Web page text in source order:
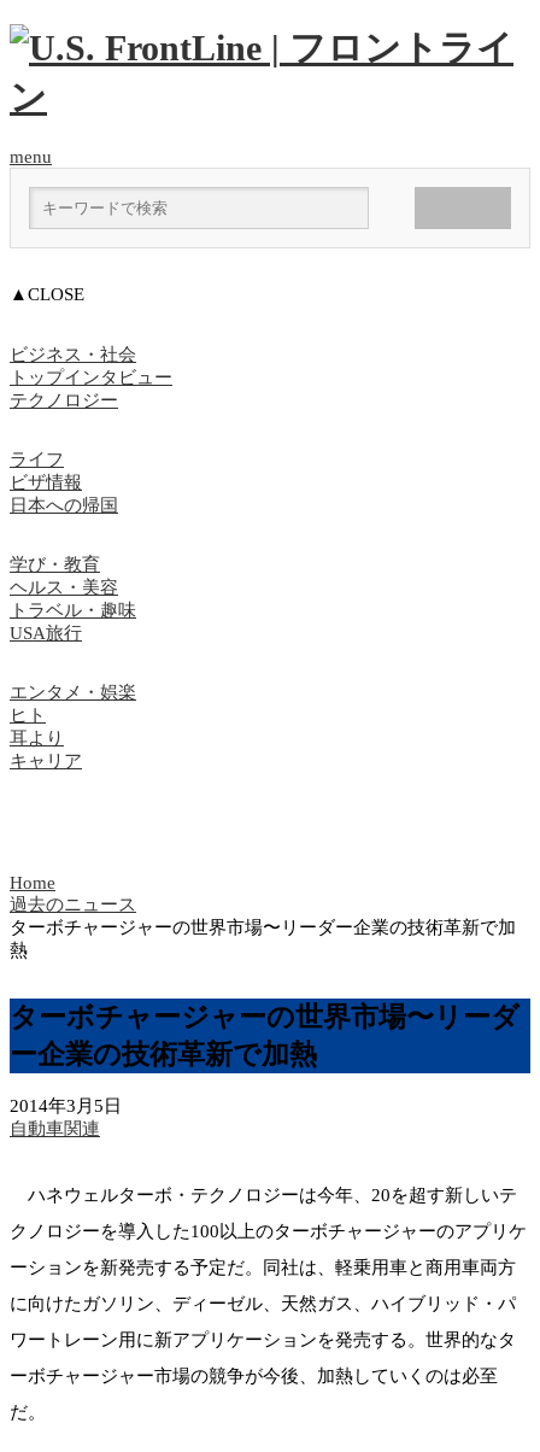
menu
▲CLOSE
ビジネス・社会
トップインタビュー
テクノロジー
ライフ
ビザ情報
日本への帰国
学び・教育
ヘルス・美容
トラベル・趣味
USA旅行
エンタメ・娯楽
ヒト
耳より
キャリア
Home
過去のニュース
ターボチャージャーの世界市場〜リーダー企業の技術革新で加
熱
ターボチャージャーの世界市場〜リーダ
ー企業の技術革新で加熱
2014年3月5日
自動車関連
ハネウェルターボ・テクノロジーは今年、20を超す新しいテ
クノロジーを導入した100以上のターボチャージャーのアプリケ
ーションを新発売する予定だ。同社は、軽乗用車と商用車両方
に向けたガソリン、ディーゼル、天然ガス、ハイブリッド・パ
ワートレーン用に新アプリケーションを発売する。世界的なタ
ーボチャージャー市場の競争が今後、加熱していくのは必至
だ。